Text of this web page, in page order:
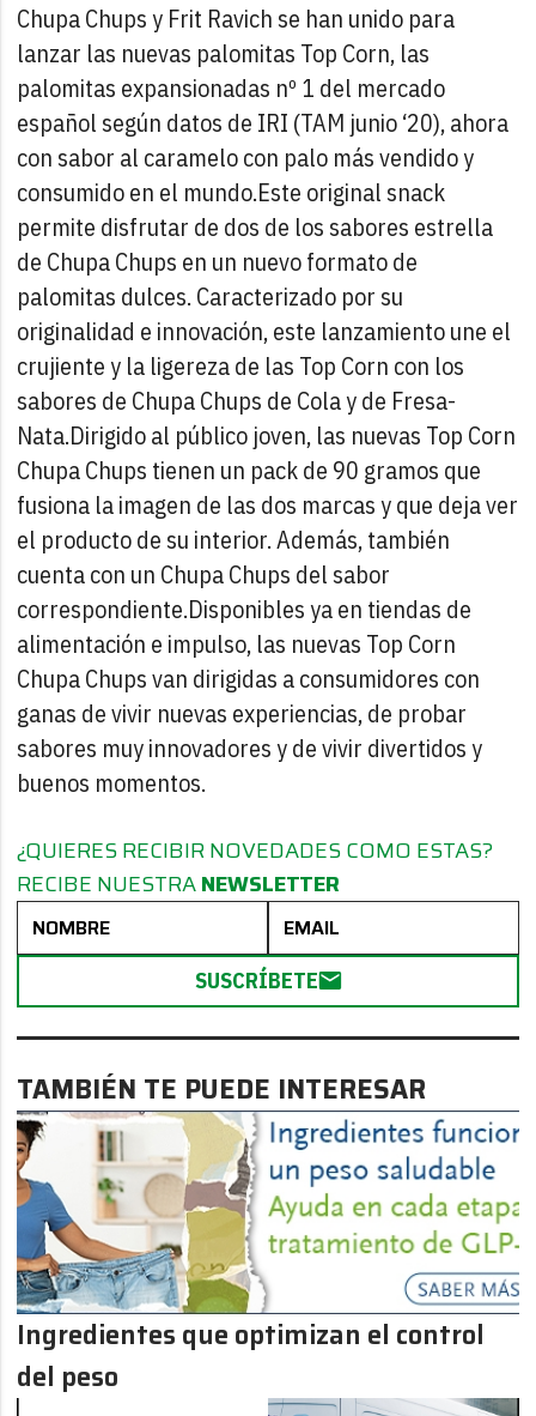
Chupa Chups y Frit Ravich se han unido para
lanzar las nuevas palomitas Top Corn, las
palomitas expansionadas nº 1 del mercado
español según datos de IRI (TAM junio ‘20), ahora
con sabor al caramelo con palo más vendido y
consumido en el mundo.Este original snack
permite disfrutar de dos de los sabores estrella
de Chupa Chups en un nuevo formato de
palomitas dulces. Caracterizado por su
originalidad e innovación, este lanzamiento une el
crujiente y la ligereza de las Top Corn con los
sabores de Chupa Chups de Cola y de Fresa-
Nata.Dirigido al público joven, las nuevas Top Corn
Chupa Chups tienen un pack de 90 gramos que
fusiona la imagen de las dos marcas y que deja ver
el producto de su interior. Además, también
cuenta con un Chupa Chups del sabor
correspondiente.Disponibles ya en tiendas de
alimentación e impulso, las nuevas Top Corn
Chupa Chups van dirigidas a consumidores con
ganas de vivir nuevas experiencias, de probar
sabores muy innovadores y de vivir divertidos y
buenos momentos.
¿QUIERES RECIBIR NOVEDADES COMO ESTAS?
RECIBE NUESTRANEWSLETTER
SUSCRÍBETE
TAMBIÉN TE PUEDE INTERESAR
Ingredientes que optimizan el control
del peso